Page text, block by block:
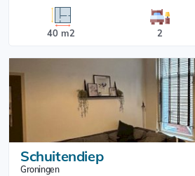
40 m2 2
Schuitendiep
Groningen